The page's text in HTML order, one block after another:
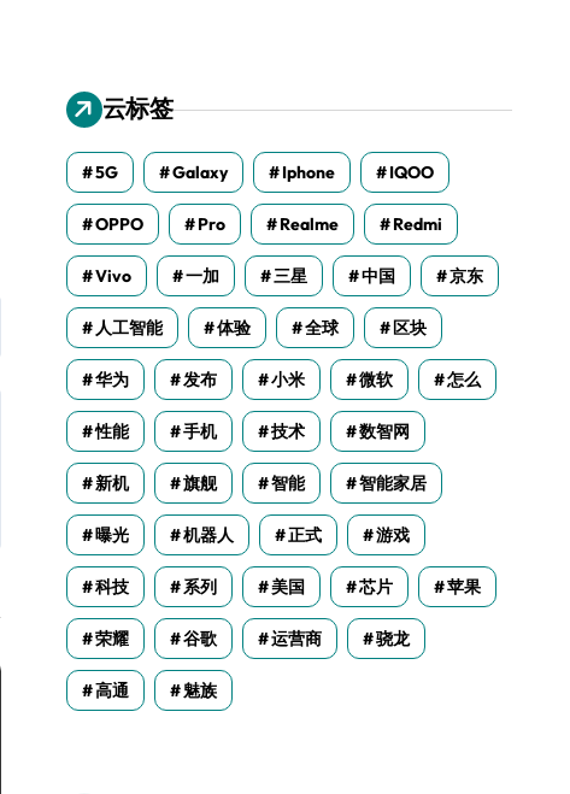
云标签
5G Galaxy Iphone IQOO
OPPO Pro Realme Redmi
Vivo 一加 三星 中国 京东
人工智能 体验 全球 区块
华为 发布 小米 微软 怎么
性能 手机 技术 数智网
新机 旗舰 智能 智能家居
曝光 机器人 正式 游戏
科技 系列 美国 芯片 苹果
荣耀 谷歌 运营商 骁龙
高通 魅族